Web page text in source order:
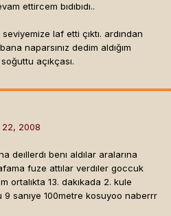
ettircem bıdıbıdı..
laf etti çıktı. ardından
naparsınız dedim aldığım
açıkçası.
2008
deıllerdı benı aldılar aralarına
fuze attılar verdıler goccuk
ortalıkta 13. dakıkada 2. kule
sanıye 100metre kosuyoo naberrr